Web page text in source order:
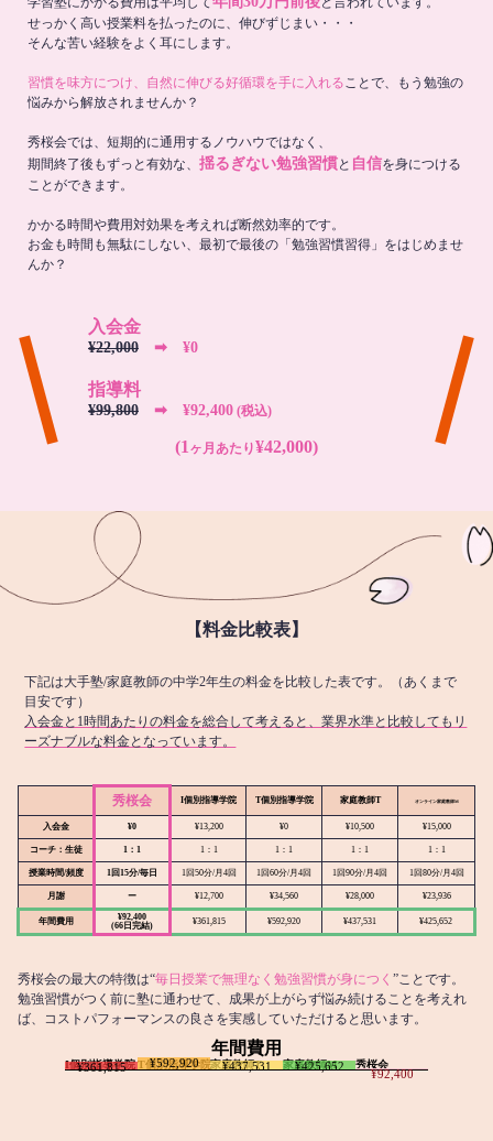
せっかく高い授業料を払ったのに、伸びずじまい・・・
そんな苦い経験をよく耳にします。
習慣を味方につけ、自然に伸びる好循環を手に入れることで、もう勉強の
悩みから解放されませんか？
秀桜会では、短期的に通用するノウハウではなく、
期間終了後もずっと有効な、 揺るぎない勉強習慣と 自信を身につける
ことができます。
かかる時間や費用対効果を考えれば断然効率的です。
お金も時間も無駄にしない、最初で最後の「勉強習慣習得」をはじめませ
んか？
入会金
¥22,000 ➡︎ ¥0
指導料
¥99,800 ➡︎ ¥92,400 (税込)
(1 ヶ月あたり¥42,000)
【料金比較表】
下記は大手塾/家庭教師の中学2年生の料金を比較した表です。（あくまで
目安です）
入会金と1時間あたりの料金を総合して考えると、業界水準と比較してもリ
ーズナブルな料金となっています。
秀桜会 I個別指導学院 T個別指導学院 家庭教師T オンライン家庭教師M
入会金 ¥0 ¥13,200 ¥0 ¥10,500 ¥15,000
コーチ：生徒 1：1 1：1 1：1 1：1 1：1
授業時間/頻度 1回15分/毎日 1回50分/月4回 1回60分/月4回 1回90分/月4回 1回80分/月4回
月謝 ー ¥12,700 ¥34,560 ¥28,000 ¥23,936
年間費用
¥92,400
(66日完結)
¥361,815 ¥592,920 ¥437,531 ¥425,652
秀桜会の最大の特徴は“毎日授業で無理なく勉強習慣が身につく ”ことです。
勉強習慣がつく前に塾に通わせて、成果が上がらず悩み続けることを考えれ
ば、コストパフォーマンスの良さを実感していただけると思います。
年間費用
I個別指導学院
¥361,815 T個別指導学院
¥592,920 家庭教師T
¥437,531 家庭教師M
¥425,652 秀桜会
¥92,400